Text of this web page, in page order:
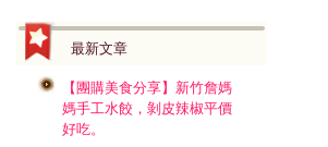
最新文章
【團購美食分享】新竹詹媽
媽手工水餃，剝皮辣椒平價
好吃。